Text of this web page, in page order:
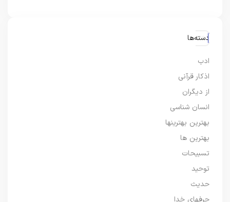
دسته‌ها
ادب
اذکار قرآنی
از دیگران
انسان شناسی
بهترین بهترینها
بهترین ها
تسبیحات
توحید
حدیث
حرفهای خدا